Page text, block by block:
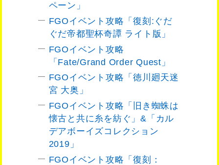
ペーン」
FGOイベント攻略「復刻:ぐだ
ぐだ帝都聖杯奇譚 ライト版」
FGOイベント攻略
「Fate/Grand Order Quest」
FGOイベント攻略「徳川廻天迷
宮 大奥」
FGOイベント攻略「旧き蜘蛛は
懐古と共に糸を紡ぐ」&「カル
デアボーイズコレクション
2019」
FGOイベント攻略「復刻：